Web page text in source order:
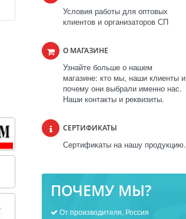
Условия работы для оптовых
клиентов и организаторов СП
О МАГАЗИНЕ
Узнайте больше о нашем
магазине: кто мы, наши клиенты и
почему они выбрали именно нас.
Наши контакты и реквизиты.
СЕРТИФИКАТЫ
Сертификаты на нашу продукцию.
ПОЧЕМУ МЫ?
От производителя, Россия